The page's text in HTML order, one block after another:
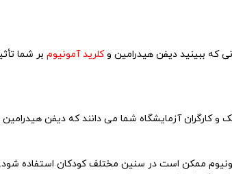
که ببینید دیفن هیدرامین وکلرید آمونیوم بر شما
کارگران آزمایشگاه شما می دانند که دیفن هیدرامین
ممکن است در سنین مختلف کودکان استفاده شود.